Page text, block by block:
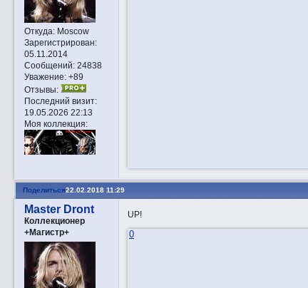
Откуда:Moscow
Зарегистрирован:
05.11.2014
Сообщений:24838
Уважение: +89
Отзывы:
Последний визит:
19.05.2026 22:13
Моя коллекция:
Поделиться22.02.2018 11:29
Master Dront
Коллекционер
+Магистр+
UP!
0